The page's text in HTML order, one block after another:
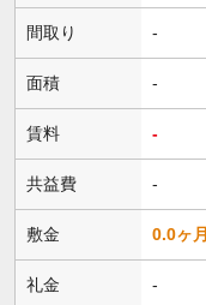
間取り -
面積 -
賃料 -
共益費 -
敷金 0.0ヶ月
礼金 -